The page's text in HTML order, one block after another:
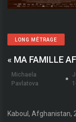
LONG MÉTRAGE
« MA FAMILLE
Michaela
Pavlatova
Kaboul, Afghanistan,